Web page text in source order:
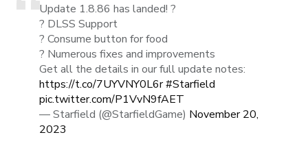
Update 1.8.86 has landed! ?
? DLSS Support
? Consume button for food
? Numerous fixes and improvements
Get all the details in our full update notes:
https://t.co/7UYVNY0L6r#Starfield
pic.twitter.com/P1VvN9fAET
— Starfield (@StarfieldGame) November 20,
2023